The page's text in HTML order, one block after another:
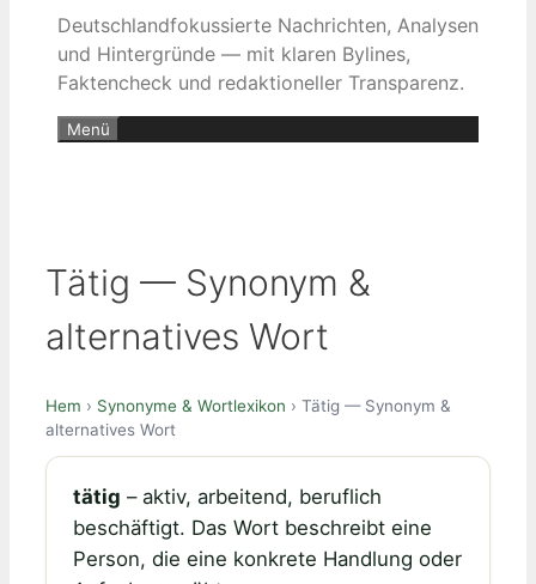
Deutschlandfokussierte Nachrichten, Analysen
und Hintergründe — mit klaren Bylines,
Faktencheck und redaktioneller Transparenz.
Menü
Tätig — Synonym &
alternatives Wort
Hem › Synonyme & Wortlexikon › Tätig — Synonym &
alternatives Wort
tätig – aktiv, arbeitend, beruflich
beschäftigt. Das Wort beschreibt eine
Person, die eine konkrete Handlung oder